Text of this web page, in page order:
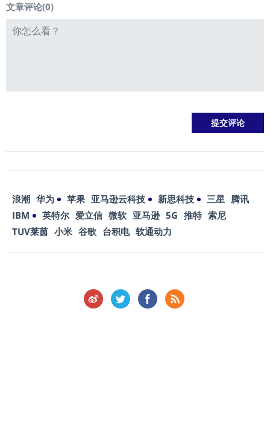
文章评论(0)
浪潮 华为 苹果 亚马逊云科技 新思科技 三星 腾讯
IBM
英特尔 爱立信 微软 亚马逊 5G 推特 索尼
TUV莱茵 小米 谷歌 台积电 软通动力